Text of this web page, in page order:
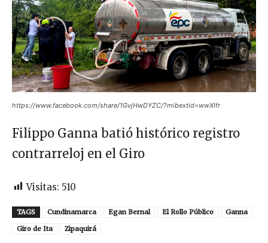
https://www.facebook.com/share/1GvjHwDYZC/?mibextid=wwXIfr
Filippo Ganna batió histórico registro
contrarreloj en el Giro
Visitas: 510
TAGS Cundinamarca Egan Bernal El Rollo Público
Ganna
Giro de Ita
Zipaquirá